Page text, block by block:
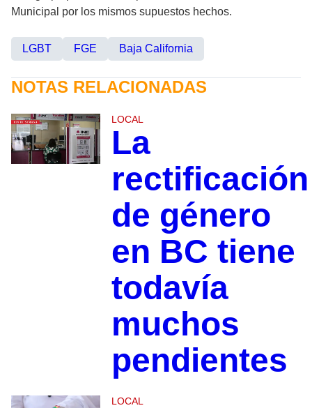
Municipal por los mismos supuestos hechos.
LGBT FGE Baja California
NOTAS RELACIONADAS
LOCAL
La
rectificación
de género
en BC tiene
todavía
muchos
pendientes
LOCAL